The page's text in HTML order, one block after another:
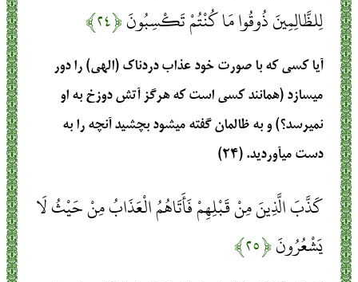
لِلظَّالِمِينَ ذُوقُوا مَا كُنْتُمْ تَكْسِبُونَ﴿۲۴﴾
آيا كسي كه با صورت خود عذاب دردناك (الهي) را دور
مي‏سازد (همانند كسي است كه هرگز آتش دوزخ به او
نمي‏رسد؟) و به ظالمان گفته مي‏شود بچشيد آنچه را به
دست مي‏آورديد. (۲۴)
كَذَّبَ الَّذِينَ مِنْ قَبْلِهِمْ فَأَتَاهُمُ الْعَذَابُ مِنْ حَيْثُ لَا
يَشْعُرُونَ﴿۲۵﴾